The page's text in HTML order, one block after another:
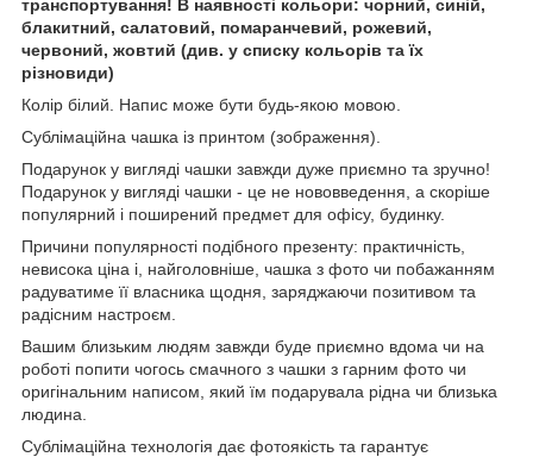
транспортування! В наявності кольори: чорний, синій,
блакитний, салатовий, помаранчевий, рожевий,
червоний, жовтий (див. у списку кольорів та їх
різновиди)
Колір білий. Напис може бути будь-якою мовою.
Сублімаційна чашка із принтом (зображення).
Подарунок у вигляді чашки завжди дуже приємно та зручно!
Подарунок у вигляді чашки - це не нововведення, а скоріше
популярний і поширений предмет для офісу, будинку.
Причини популярності подібного презенту: практичність,
невисока ціна і, найголовніше, чашка з фото чи побажанням
радуватиме її власника щодня, заряджаючи позитивом та
радісним настроєм.
Вашим близьким людям завжди буде приємно вдома чи на
роботі попити чогось смачного з чашки з гарним фото чи
оригінальним написом, який їм подарувала рідна чи близька
людина.
Сублімаційна технологія дає фотоякість та гарантує